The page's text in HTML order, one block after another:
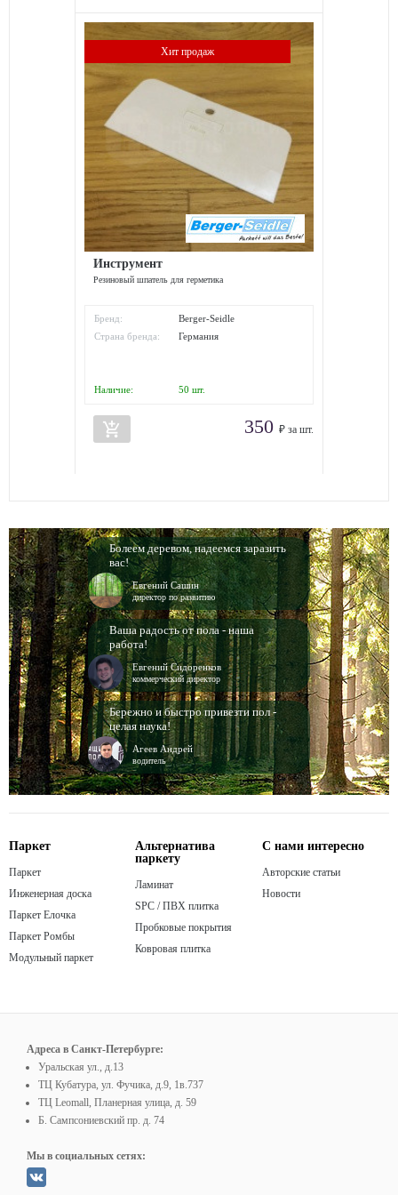
Хит продаж
Инструмент
Резиновый шпатель для герметика
Бренд:
Berger-Seidle
Страна бренда:
Германия
Наличие: 50 шт.
add_shopping_cart 350 ₽ за шт.
Болеем деревом, надеемся заразить
вас!
Евгений Сашин
директор по развитию
Ваша радость от пола - наша
работа!
Евгений Сидоренков
коммерческий директор
Бережно и быстро привезти пол -
целая наука!
Агеев Андрей
водитель
Паркет
Паркет
Инженерная доска
Паркет Елочка
Паркет Ромбы
Модульный паркет
Альтернатива
паркету
Ламинат
SPC / ПВХ плитка
Пробковые покрытия
Ковровая плитка
С нами интересно
Авторские статьи
Новости
Адреса в Санкт-Петербурге:
Уральская ул., д.13
ТЦ Кубатура, ул. Фучика, д.9, 1в.737
ТЦ Leomall, Планерная улица, д. 59
Б. Сампсониевский пр. д. 74
Мы в социальных сетях: